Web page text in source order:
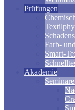
Prüfungen
Farb-
Smart-
Akademie